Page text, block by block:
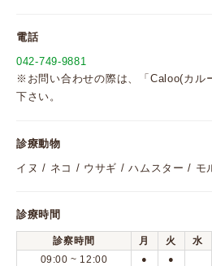
電話
042-749-9881
※お問い合わせの際は、「Caloo(カル
下さい。
診療動物
イヌ / ネコ / ウサギ / ハムスター / モ
診療時間
診察時間 月 火 水
09:00 ~ 12:00
● ●